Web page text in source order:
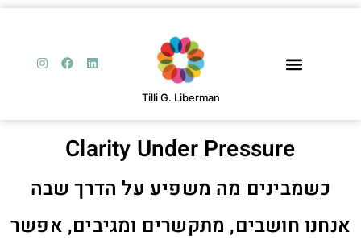
Tilli G. Liberman
Clarity Under Pressure
כשמבינים מה משפיע על הדרך שבה
חושבים, מתקשרים ומגיבים, אפשר